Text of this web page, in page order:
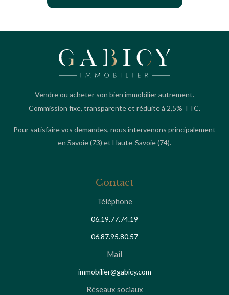
Vendre ou acheter son bien immobilier autrement.
Commission fixe, transparente et réduite à 2,5% TTC.
Pour satisfaire vos demandes, nous intervenons principalement
en Savoie(73) et Haute-Savoie(74).
Contact
Téléphone
06.19.77.74.19
06.87.95.80.57
Mail
immobilier@gabicy.com
Réseaux sociaux